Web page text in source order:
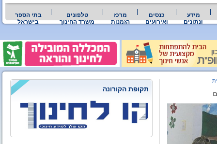
מידע
ונתונים
כנסים
ואירועים
מרכז
הזמנות
טלפונים
משרד החינוך
בתי הספר
בישראל
תקופת הקורונה